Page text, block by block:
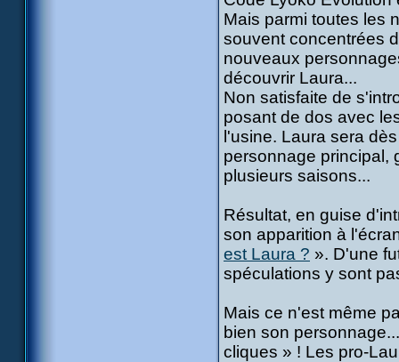
Mais parmi toutes les
souvent concentrées
nouveaux
découvrir Laura...
Non satisfaite de
posant de dos avec
l'usine. Laura sera
personnage principal,
plusieurs saisons...
Résultat, en guise
son apparition à
est Laura ? ». D'une
spéculations y sont
Mais ce n'est même
bien son
cliques » ! Les pro-